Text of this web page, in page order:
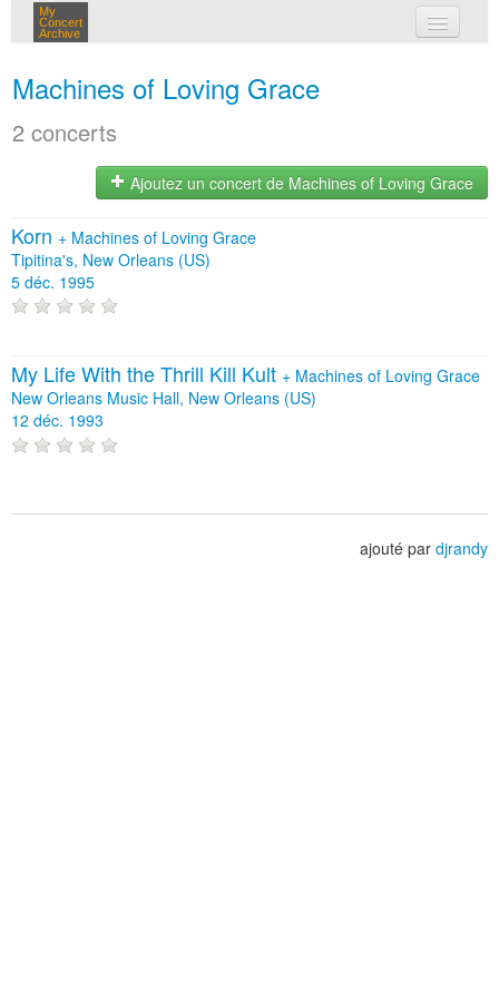
My
Concert
Archive
connexion
Machines of Loving Grace
2 concerts
Ajoutez un concert de Machines of Loving Grace
Korn + Machines of Loving Grace
Tipitina's, New Orleans (US)
5 déc. 1995
My Life With the Thrill Kill Kult + Machines of Loving Grace
New Orleans Music Hall, New Orleans (US)
12 déc. 1993
ajouté par djrandy